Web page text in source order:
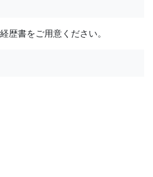
歴書をご用意ください。